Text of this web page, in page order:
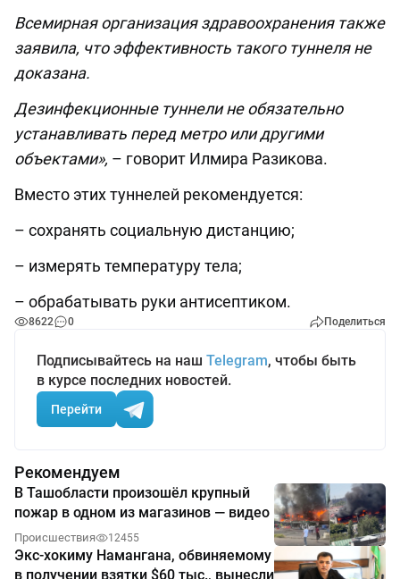
Всемирная организация здравоохранения также
заявила, что эффективность такого туннеля не
доказана.
Дезинфекционные туннели не обязательно
устанавливать перед метро или другими
объектами», – говорит Илмира Разикова.
Вместо этих туннелей рекомендуется:
– сохранять социальную дистанцию;
– измерять температуру тела;
– обрабатывать руки антисептиком.
8622 0 Поделиться
Подписывайтесь на наш Telegram, чтобы быть
в курсе последних новостей.
Перейти
Рекомендуем
В Ташобласти произошёл крупный
пожар в одном из магазинов — видео
Происшествия 12455
Экс-хокиму Намангана, обвиняемому
в получении взятки $60 тыс., вынесли